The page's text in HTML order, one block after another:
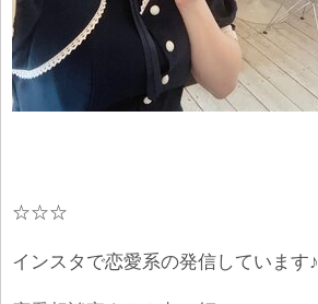
☆☆☆
インスタで恋愛系の発信しています♪